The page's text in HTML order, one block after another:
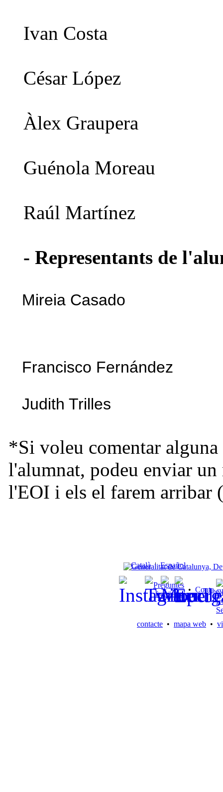
Ivan Costa
César López
Àlex Graupera
Guénola Moreau
Raúl Martínez
- Representants de
Mireia Casado
Francisco Fernández
Judith Trilles
*Si voleu comentar alguna
l'alumnat, podeu enviar un
l'EOI i els el farem arribar
Català | Español
Preguntes
freqüents
• Contacte
contacte • mapa web •